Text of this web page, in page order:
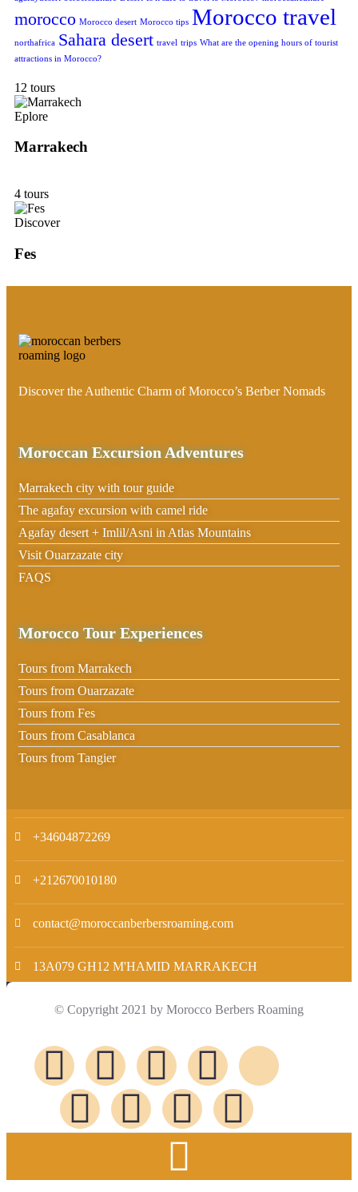
morocco Morocco desert Morocco tips Morocco travel
northafrica Sahara desert travel trips What are the opening hours of tourist
attractions in Morocco?
12 tours
Eplore
Marrakech
4 tours
Discover
Fes
Discover the Authentic Charm of Morocco’s Berber Nomads
Moroccan Excursion Adventures
Marrakech city with tour guide
The agafay excursion with camel ride
Agafay desert + Imlil/Asni in Atlas Mountains
Visit Ouarzazate city
FAQS
Morocco Tour Experiences
Tours from Marrakech
Tours from Ouarzazate
Tours from Fes
Tours from Casablanca
Tours from Tangier
+34604872269
+212670010180
contact@moroccanberbersroaming.com
13A079 GH12 M'HAMID MARRAKECH
© Copyright 2021 by Morocco Berbers Roaming